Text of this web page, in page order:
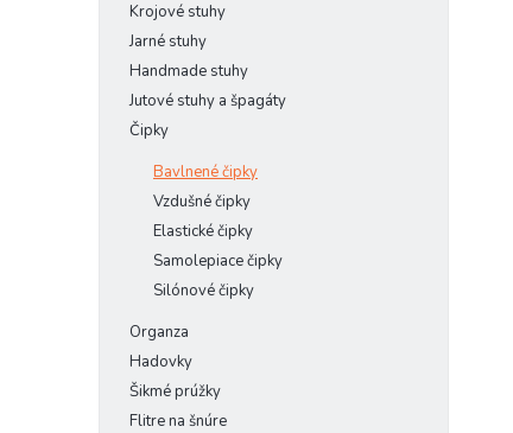
Krojové stuhy
Jarné stuhy
Handmade stuhy
Jutové stuhy a špagáty
Čipky
Bavlnené čipky
Vzdušné čipky
Elastické čipky
Samolepiace čipky
Silónové čipky
Organza
Hadovky
Šikmé prúžky
Flitre na šnúre